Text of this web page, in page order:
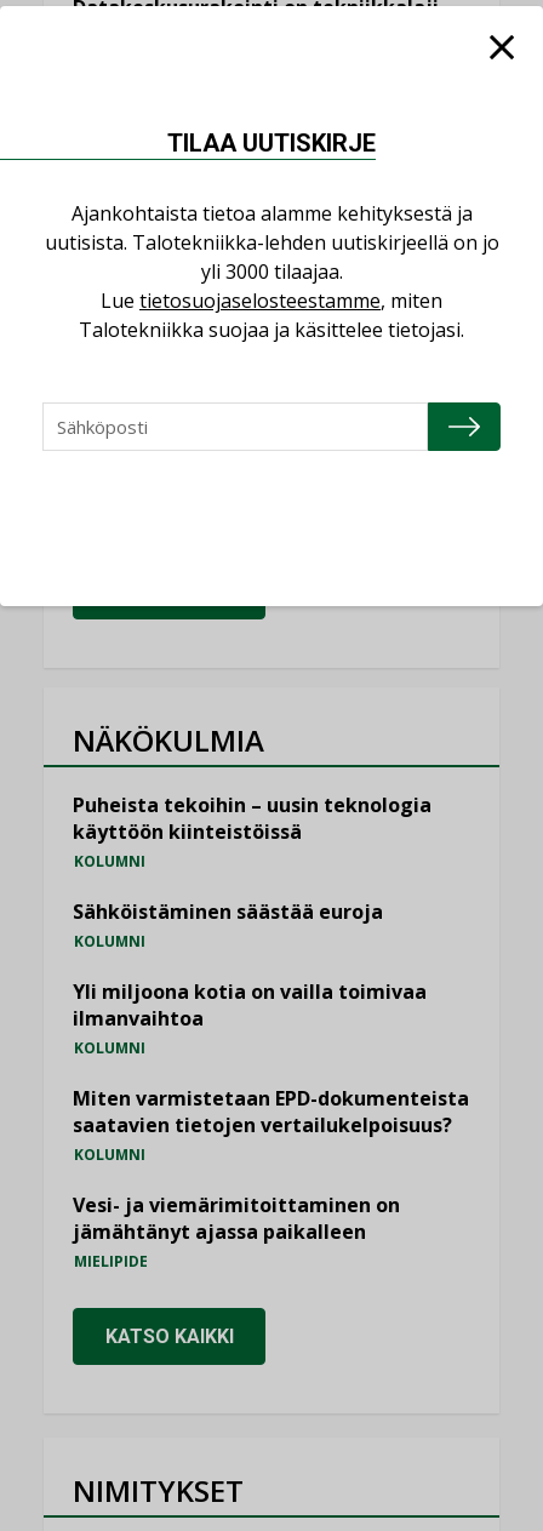
Datakeskusurakointi on tekniikkalaji
LEHDEN ARTIKKELIT, TILAAJILLE
perusparannushankkeissa
AJANKOHTAISTA,TILAAJILLE
Jarno Hacklin Cervin yrityskaupasta:
”Asiakkaat hakevat kumppaneita, jotka
AJANKOHTAISTA
NÄKÖKULMIA
Puheista tekoihin – uusin teknologia
käyttöön kiinteistöissä
KOLUMNI
Sähköistäminen säästää euroja
KOLUMNI
Yli miljoona kotia on vailla toimivaa
ilmanvaihtoa
KOLUMNI
Miten varmistetaan EPD-dokumenteista
saatavien tietojen vertailukelpoisuus?
KOLUMNI
Vesi- ja viemärimitoittaminen on
jämähtänyt ajassa paikalleen
MIELIPIDE
KATSO KAIKKI
NIMITYKSET
TILAA UUTISKIRJE
Ajankohtaista tietoa alamme kehityksestä ja
uutisista. Talotekniikka-lehden uutiskirjeellä on jo
yli 3000 tilaajaa.
Lue tietosuojaselosteestamme, miten
Talotekniikka suojaa ja käsittelee tietojasi.